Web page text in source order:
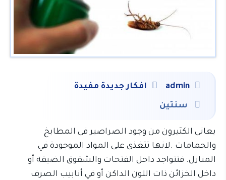
admin افكار جديدة مفيدة
سنتين
يعانى الكثيرون من وجود الصراصير فى المطابخ
والحمامات .لانها تتغذى على المواد الموجودة في
المنازل. فتتواجد داخل الفتحات والشقوق الضيقة أو
داخل الخزائن ذات اللون الداكن أو في أنابيب الصرف